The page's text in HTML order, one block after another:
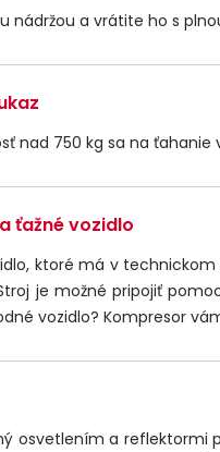
nádržou a vrátite ho s
nad 750 kg sa na ťahanie
ťažné vozidlo
ktoré má v
je možné pripojiť
vozidlo? Kompresor
osvetlením a reflektormi